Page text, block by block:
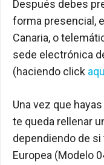
Después debes
forma presencial,
Canaria, o
sede electrónica
(haciendo click
Una vez que
te queda rellenar
dependiendo de si
Europea (Modelo